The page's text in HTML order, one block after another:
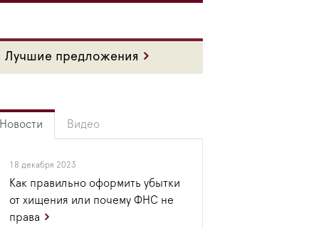
Лучшие предложения
Новости Видео
18 декабря 2023
Как правильно оформить убытки
от хищения или почему ФНС не
права